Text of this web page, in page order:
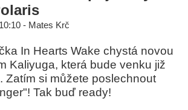
- Mates Krč
In Hearts Wake chystá novou
Kaliyuga, která bude venku již
Zatím si můžete poslechnout
Tak buď ready!